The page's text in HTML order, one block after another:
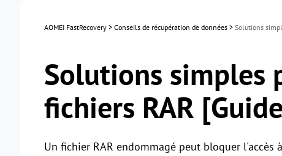
AOMEI FastRecovery > Conseils de récupération de données > Solutions
Solutions simples
fichiers RAR
Un fichier RAR endommagé peut bloquer l'accès